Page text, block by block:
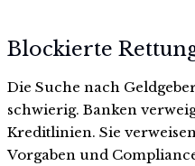
Blockierte
Die Suche nach
schwierig. Banken
Kreditlinien. Sie
Vorgaben und